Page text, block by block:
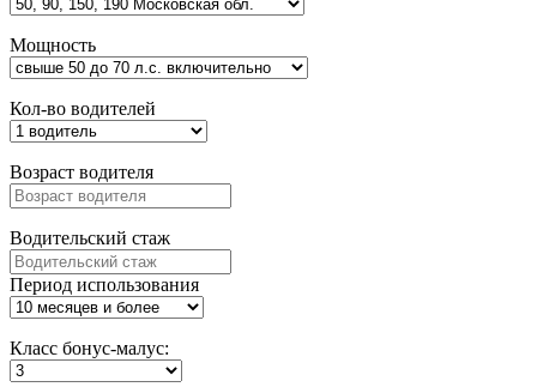
Мощность
Кол-во водителей
Возраст водителя
Водительский стаж
Период использования
Класс бонус-малус: